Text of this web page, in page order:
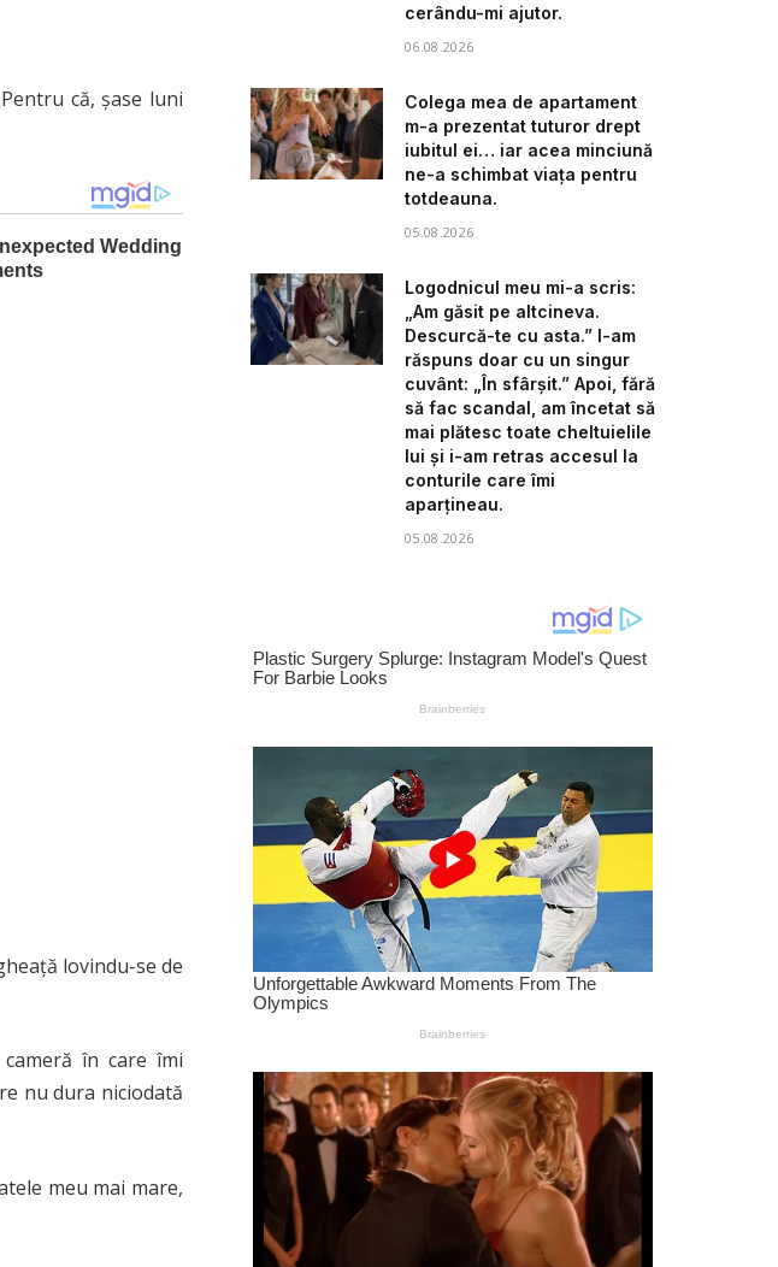
că, șase luni
lovindu-se de
în care îmi
nu dura niciodată
meu mai mare,
cerându-mi ajutor.
06.08.2026
Colega mea de apartament
m-a prezentat tuturor drept
iubitul ei… iar acea minciună
ne-a schimbat viața pentru
totdeauna.
05.08.2026
Logodnicul meu mi-a scris:
„Am găsit pe altcineva.
Descurcă-te cu asta.” I-am
răspuns doar cu un singur
cuvânt: „În sfârșit.” Apoi, fără
să fac scandal, am încetat să
mai plătesc toate cheltuielile
lui și i-am retras accesul la
conturile care îmi
aparțineau.
05.08.2026